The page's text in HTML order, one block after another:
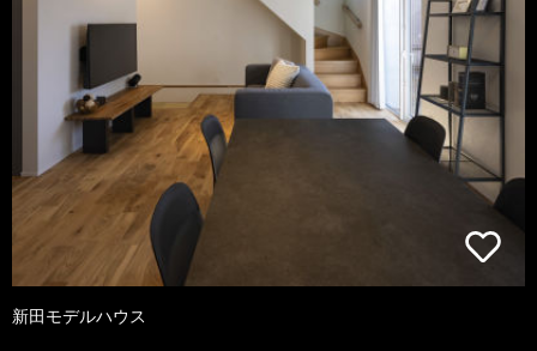
新田モデルハウス